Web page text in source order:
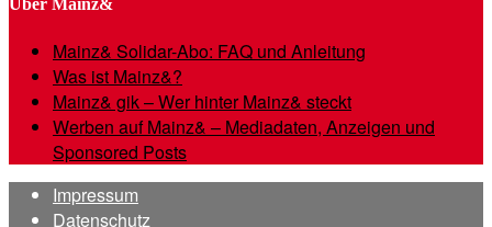
Mainz& Solidar-Abo: FAQ und Anleitung
Was ist Mainz&?
Mainz& gik – Wer hinter Mainz& steckt
Werben auf Mainz& – Mediadaten, Anzeigen und
Sponsored Posts
Impressum
Datenschutz